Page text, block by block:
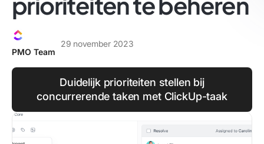
PMO Team
29 november 2023
Duidelijk prioriteiten stellen bij
concurrerende taken met ClickUp-taak